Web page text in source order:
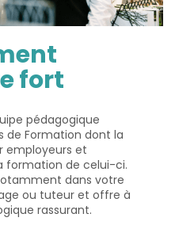
fort
pédagogique
de Formation dont la
employeurs et
formation de celui-ci.
dans votre
ou tuteur et offre à
rassurant.